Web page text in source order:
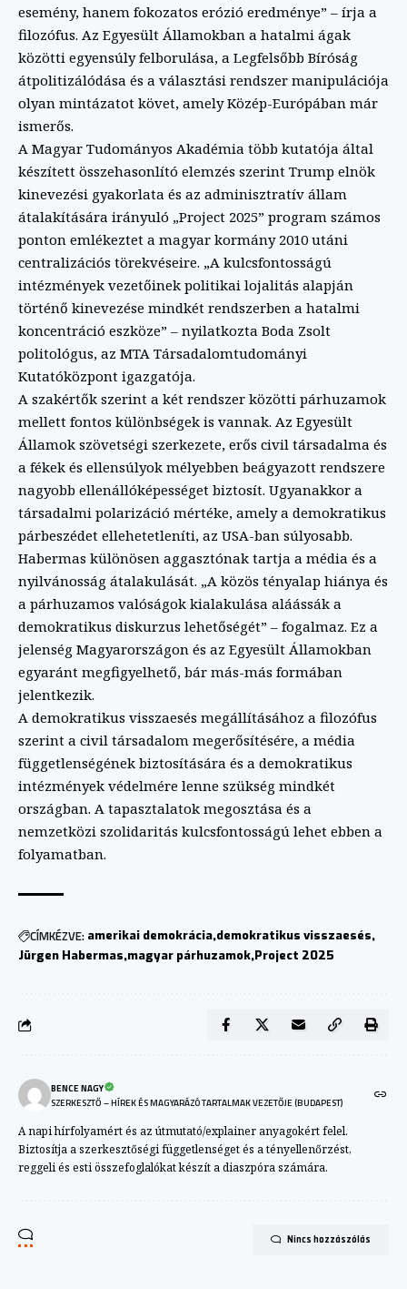
esemény, hanem fokozatos erózió eredménye” – írja a
filozófus. Az Egyesült Államokban a hatalmi ágak
közötti egyensúly felborulása, a Legfelsőbb Bíróság
átpolitizálódása és a választási rendszer manipulációja
olyan mintázatot követ, amely Közép-Európában már
ismerős.
A Magyar Tudományos Akadémia több kutatója által
készített összehasonlító elemzés szerint Trump elnök
kinevezési gyakorlata és az adminisztratív állam
átalakítására irányuló „Project 2025” program számos
ponton emlékeztet a magyar kormány 2010 utáni
centralizációs törekvéseire. „A kulcsfontosságú
intézmények vezetőinek politikai lojalitás alapján
történő kinevezése mindkét rendszerben a hatalmi
koncentráció eszköze” – nyilatkozta Boda Zsolt
politológus, az MTA Társadalomtudományi
Kutatóközpont igazgatója.
A szakértők szerint a két rendszer közötti párhuzamok
mellett fontos különbségek is vannak. Az Egyesült
Államok szövetségi szerkezete, erős civil társadalma és
a fékek és ellensúlyok mélyebben beágyazott rendszere
nagyobb ellenállóképességet biztosít. Ugyanakkor a
társadalmi polarizáció mértéke, amely a demokratikus
párbeszédet ellehetetleníti, az USA-ban súlyosabb.
Habermas különösen aggasztónak tartja a média és a
nyilvánosság átalakulását. „A közös tényalap hiánya és
a párhuzamos valóságok kialakulása aláássák a
demokratikus diskurzus lehetőségét” – fogalmaz. Ez a
jelenség Magyarországon és az Egyesült Államokban
egyaránt megfigyelhető, bár más-más formában
jelentkezik.
A demokratikus visszaesés megállításához a filozófus
szerint a civil társadalom megerősítésére, a média
függetlenségének biztosítására és a demokratikus
intézmények védelmére lenne szükség mindkét
országban. A tapasztalatok megosztása és a
nemzetközi szolidaritás kulcsfontosságú lehet ebben a
folyamatban.
CÍMKÉZVE: amerikai demokrácia demokratikus visszaesés
Jürgen Habermas magyar párhuzamok Project 2025
BENCE NAGY
SZERKESZTŐ – HÍREK ÉS MAGYARÁZÓ TARTALMAK VEZETŐJE (BUDAPEST)
A napi hírfolyamért és az útmutató/explainer anyagokért felel.
Biztosítja a szerkesztőségi függetlenséget és a tényellenőrzést,
reggeli és esti összefoglalókat készít a diaszpóra számára.
Nincs hozzászólás